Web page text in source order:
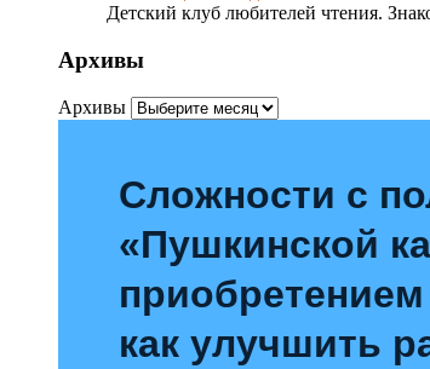
Детский клуб любителей чтения.
Архивы
Архивы
Сложности с
«Пушкинской
как улучшить